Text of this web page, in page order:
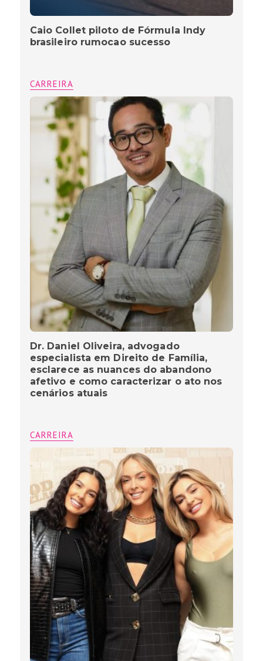
Caio Collet piloto de Fórmula Indy
brasileiro rumocao sucesso
CARREIRA
Dr. Daniel Oliveira, advogado
especialista em Direito de Família,
esclarece as nuances do abandono
afetivo e como caracterizar o ato nos
cenários atuais
CARREIRA